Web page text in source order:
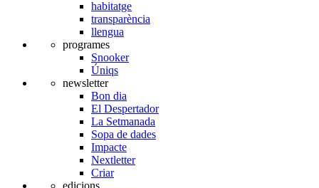
habitatge
transparència
llengua
programes
Snooker
Úniqs
newsletter
Bon dia
El Despertador
La Setmanada
Sopa de dades
Impacte
Nextletter
Criar